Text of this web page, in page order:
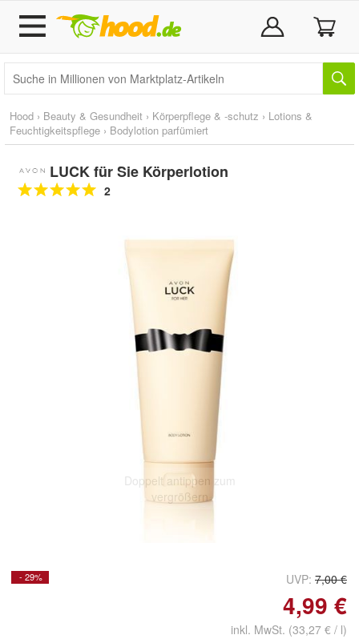
Hood › Beauty & Gesundheit › Körperpflege & -schutz › Lotions &
Feuchtigkeitspflege › Bodylotion parfümiert
LUCK für Sie Körperlotion
2
Doppelt antippen zum
vergrößern
- 29% UVP: 7,00 €
4,99 €
inkl. MwSt. (33,27 € / l)